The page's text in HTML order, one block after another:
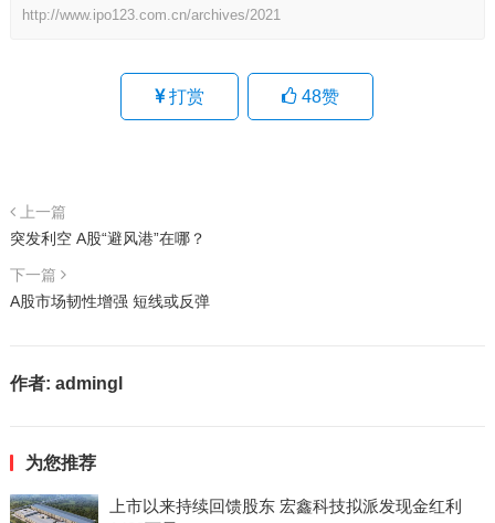
http://www.ipo123.com.cn/archives/2021
打赏 48赞
上一篇
突发利空 A股“避风港”在哪？
下一篇
A股市场韧性增强 短线或反弹
作者: admingl
为您推荐
上市以来持续回馈股东 宏鑫科技拟派发现金红利